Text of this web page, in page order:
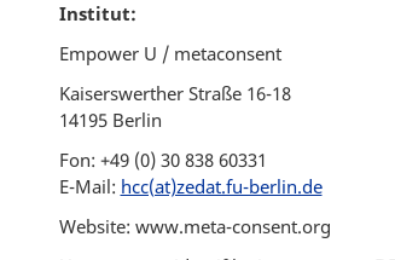
Institut:
Empower U / metaconsent
Kaiserswerther Straße 16-18
14195 Berlin
Fon: +49 (0) 30 838 60331
E-Mail: hcc(at)zedat.fu-berlin.de
Website: www.meta-consent.org